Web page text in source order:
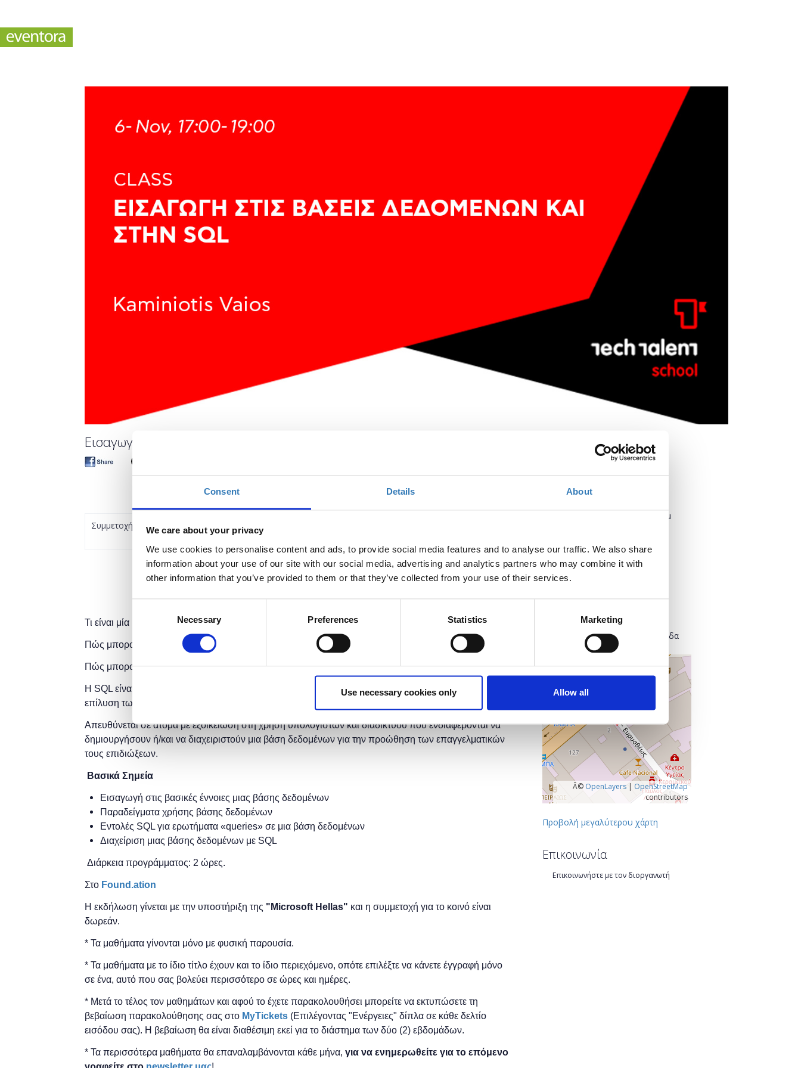
Consent Details About
We care about your privacy
We use cookies to personalise content and ads, to provide social media features and to analyse our traffic. We also share
information about your use of our site with our social media, advertising and analytics partners who may combine it with
other information that you’ve provided to them or that they’ve collected from your use of their services.
Necessary Preferences Statistics Marketing
Use necessary cookies only Allow all
Εισαγωγή στις βάσεις δεδομένων και στην SQL
Συμμετοχή
Τι είναι μία βάση δεδομένων;
Πώς μπορούμε να δημιουργήσουμε μία βάση δεδομένων;
Πώς μπορούμε να διαχειριστούμε μία βάση δεδομένων;
Η SQL είναι ουσιαστικά μία γλώσσα , η οποία όπως θα δούμε και στην συνέχεια μας εξυπηρετεί στην
επίλυση των παραπάνω ζητημάτων.
Απευθύνεται σε άτομα με εξοικείωση στη χρήση υπολογιστών και διαδικτύου που ενδιαφέρονται να
δημιουργήσουν ή/και να διαχειριστούν μια βάση δεδομένων για την προώθηση των επαγγελματικών
τους επιδιώξεων.
Βασικά Σημεία
Εισαγωγή στις βασικές έννοιες μιας βάσης δεδομένων
Παραδείγματα χρήσης βάσης δεδομένων
Εντολές SQL για ερωτήματα «queries» σε μια βάση δεδομένων
Διαχείριση μιας βάσης δεδομένων με SQL
Διάρκεια προγράμματος: 2 ώρες.
Στο Found.ation
Η εκδήλωση γίνεται με την υποστήριξη της " Microsoft Hellas" και η συμμετοχή για το κοινό είναι
δωρεάν.
* Τα μαθήματα γίνονται μόνο με φυσική παρουσία.
* Τα μαθήματα με το ίδιο τίτλο έχουν και το ίδιο περιεχόμενο, οπότε επιλέξτε να κάνετε έγγραφή μόνο
σε ένα, αυτό που σας βολεύει περισσότερο σε ώρες και ημέρες.
* Μετά το τέλος τον μαθημάτων και αφού το έχετε παρακολουθήσει μπορείτε να εκτυπώσετε τη
βεβαίωση παρακολούθησης ​σας στο MyTickets (Επιλέγοντας "Ενέργειες" δίπλα σε κάθε δελτίο
εισόδου σας). Η βεβαίωση θα είναι διαθέσιμη εκεί για το διάστημα των δύο (2) εβδομάδων.
* Τα περισσότερα μαθήματα θα επαναλαμβάνονται κάθε μήνα, για να ενημερωθείτε για το επόμενο
Πότε;
5:00 μμ
Προσθήκη στο ημερολόγιό σας
Πού;
Found.ation
118 54 Αθήνα
Κεντρικός Τομέας Αθηνών, Ελλάδα
+
–
Â© OpenLayers| OpenStreetMap
contributors
Προβολή μεγαλύτερου χάρτη
Επικοινωνία
Επικοινωνήστε με τον διοργανωτή